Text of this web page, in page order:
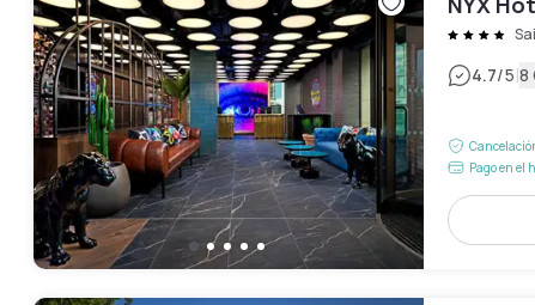
4.7/5|8
Pago en el